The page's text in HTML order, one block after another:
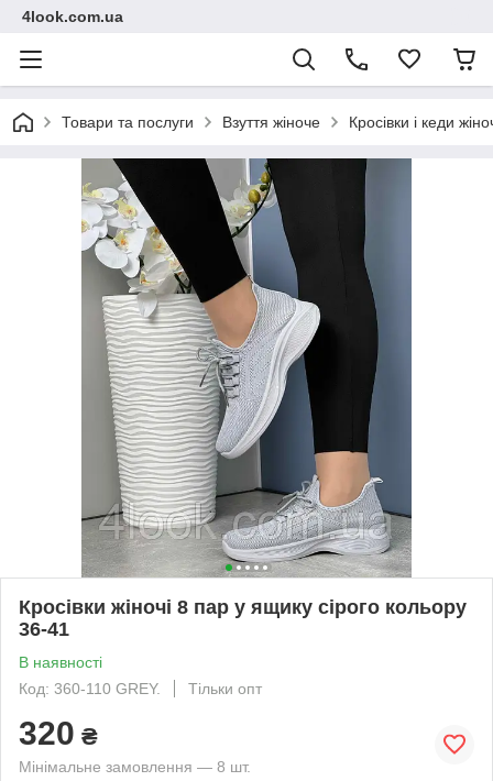
4look.com.ua
Товари та послуги Взуття жіноче Кросівки і кеди
Кросівки жіночі 8 пар у ящику сірого кольору
36-41
В наявності
Код: 360-110 GREY.
Тільки опт
320 ₴
Мінімальне замовлення — 8 шт.